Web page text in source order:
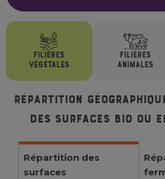
FILIÈRES
VÉGÉTALES
FILIÈRES
ANIMALES
Répartition
des surfaces bio ou
Répartition des
surfaces